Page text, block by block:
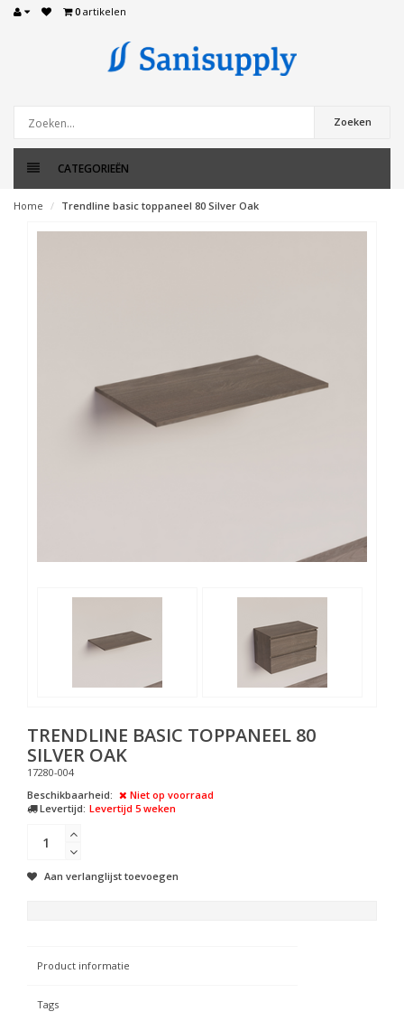
0 artikelen
Zoeken
CATEGORIEËN
Home Trendline basic toppaneel 80 Silver Oak
TRENDLINE BASIC TOPPANEEL 80
SILVER OAK
17280-004
Beschikbaarheid:
Niet op voorraad
Levertijd: Levertijd 5 weken
Aan verlanglijst toevoegen
Product informatie
Tags